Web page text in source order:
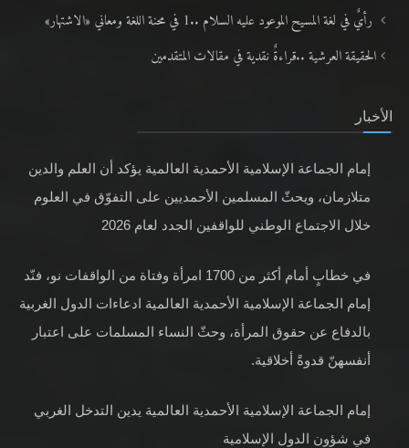
رأيٌ في لغة المسيح الموعود عليه السلام ..1 في محنة اللغة ومعاني «الاشتهار»
الحقيقة العرشية ..قراءةٌ نقدية في مقالات المتقدمين
الأخبار
إمام الجماعة الإسلامية الأحمدية العالمية يؤكد أن العلم والدين
متلازمان، ويحثّ المسلمين الأحمديين على التفوّق في العلوم
خلال الاجتماع الوطني للواقفين الجدد لعام 2026
في خطابٍ أمام أكثر من 1700 امرأة وفتاة من الواقفات نو، فنّد
إمام الجماعة الإسلامية الأحمدية العالمية ادعاءات الدول الغربية
بالدفاع عن حقوق المرأة، وحثّ النساء المسلمات على اعتبار
أنفسهنّ قدوةً أخلاقية.
إمام الجماعة الإسلامية الأحمدية العالمية يدين التدخل الغربي
في شؤون الدول الإسلامية